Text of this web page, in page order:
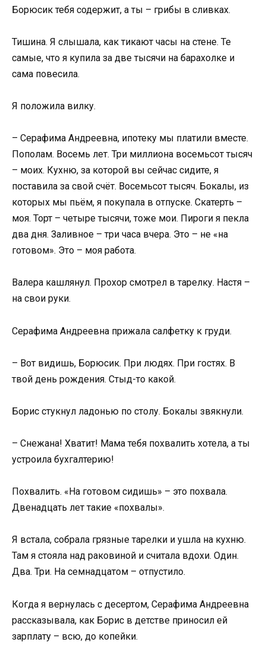
Борюсик тебя содержит, а ты – грибы в сливках.
Тишина. Я слышала, как тикают часы на стене. Те
самые, что я купила за две тысячи на барахолке и
сама повесила.
Я положила вилку.
– Серафима Андреевна, ипотеку мы платили вместе.
Пополам. Восемь лет. Три миллиона восемьсот тысяч
– моих. Кухню, за которой вы сейчас сидите, я
поставила за свой счёт. Восемьсот тысяч. Бокалы, из
которых мы пьём, я покупала в отпуске. Скатерть –
моя. Торт – четыре тысячи, тоже мои. Пироги я пекла
два дня. Заливное – три часа вчера. Это – не «на
готовом». Это – моя работа.
Валера кашлянул. Прохор смотрел в тарелку. Настя –
на свои руки.
Серафима Андреевна прижала салфетку к груди.
– Вот видишь, Борюсик. При людях. При гостях. В
твой день рождения. Стыд-то какой.
Борис стукнул ладонью по столу. Бокалы звякнули.
– Снежана! Хватит! Мама тебя похвалить хотела, а ты
устроила бухгалтерию!
Похвалить. «На готовом сидишь» – это похвала.
Двенадцать лет такие «похвалы».
Я встала, собрала грязные тарелки и ушла на кухню.
Там я стояла над раковиной и считала вдохи. Один.
Два. Три. На семнадцатом – отпустило.
Когда я вернулась с десертом, Серафима Андреевна
рассказывала, как Борис в детстве приносил ей
зарплату – всю, до копейки.